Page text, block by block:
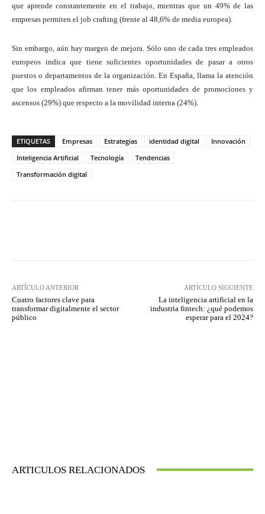
que aprende constantemente en el trabajo, mientras que un 49% de las
empresas permiten el job crafting (frente al 48,6% de media europea).
Sin embargo, aún hay margen de mejora. Sólo uno de cada tres empleados
europeos indica que tiene suficientes oportunidades de pasar a otros
puestos o departamentos de la organización. En España, llama la atención
que los empleados afirman tener más oportunidades de promociones y
ascensos (29%) que respecto a la movilidad interna (24%).
ETIQUETAS Empresas Estrategias identidad digital
Innovación
Inteligencia Artificial
Tecnología
Tendencias
Transformación digital
ARTÍCULO ANTERIOR
Cuatro factores clave para
transformar digitalmente el sector
público
ARTÍCULO SIGUIENTE
La inteligencia artificial en la
industria fintech: ¿qué podemos
esperar para el 2024?
ARTICULOS RELACIONADOS